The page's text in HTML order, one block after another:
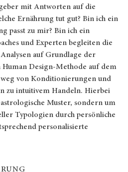
mit Antworten auf die
Ernährung tut gut? Bin ich ein
passt zu mir? Bin ich ein
und Experten begleiten die
auf Grundlage der
Human Design-Methode auf dem
weg von Konditionierungen und
zu intuitivem Handeln. Hierbei
Muster, sondern um
Typologien durch persönliche
personalisierte